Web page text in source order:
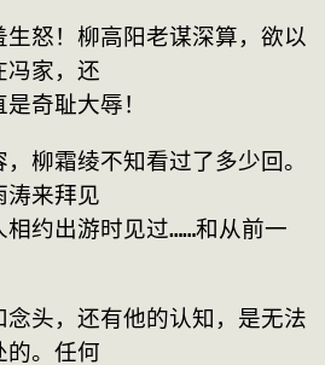
怒！柳高阳老谋深算，欲以
冯家，还
奇耻大辱！
霜绫不知看过了多少回。
涛来拜见
约出游时见过……和从前一
头，还有他的认知，是无法
的。任何